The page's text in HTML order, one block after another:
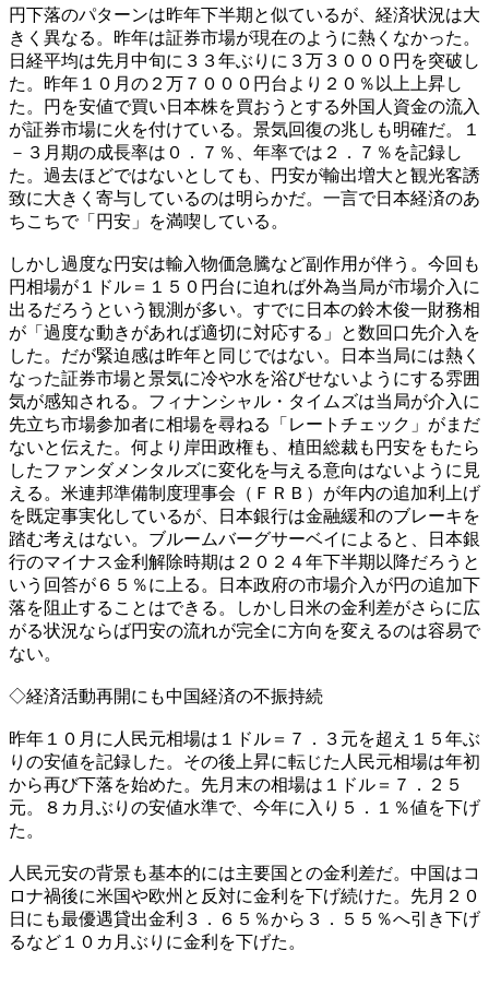
円下落のパターンは昨年下半期と似ているが、経済状況は大
きく異なる。昨年は証券市場が現在のように熱くなかった。
日経平均は先月中旬に３３年ぶりに３万３０００円を突破し
た。昨年１０月の２万７０００円台より２０％以上上昇し
た。円を安値で買い日本株を買おうとする外国人資金の流入
が証券市場に火を付けている。景気回復の兆しも明確だ。１
－３月期の成長率は０．７％、年率では２．７％を記録し
た。過去ほどではないとしても、円安が輸出増大と観光客誘
致に大きく寄与しているのは明らかだ。一言で日本経済のあ
ちこちで「円安」を満喫している。
しかし過度な円安は輸入物価急騰など副作用が伴う。今回も
円相場が１ドル＝１５０円台に迫れば外為当局が市場介入に
出るだろうという観測が多い。すでに日本の鈴木俊一財務相
が「過度な動きがあれば適切に対応する」と数回口先介入を
した。だが緊迫感は昨年と同じではない。日本当局には熱く
なった証券市場と景気に冷や水を浴びせないようにする雰囲
気が感知される。フィナンシャル・タイムズは当局が介入に
先立ち市場参加者に相場を尋ねる「レートチェック」がまだ
ないと伝えた。何より岸田政権も、植田総裁も円安をもたら
したファンダメンタルズに変化を与える意向はないように見
える。米連邦準備制度理事会（ＦＲＢ）が年内の追加利上げ
を既定事実化しているが、日本銀行は金融緩和のブレーキを
踏む考えはない。ブルームバーグサーベイによると、日本銀
行のマイナス金利解除時期は２０２４年下半期以降だろうと
いう回答が６５％に上る。日本政府の市場介入が円の追加下
落を阻止することはできる。しかし日米の金利差がさらに広
がる状況ならば円安の流れが完全に方向を変えるのは容易で
ない。
◇経済活動再開にも中国経済の不振持続
昨年１０月に人民元相場は１ドル＝７．３元を超え１５年ぶ
りの安値を記録した。その後上昇に転じた人民元相場は年初
から再び下落を始めた。先月末の相場は１ドル＝７．２５
元。８カ月ぶりの安値水準で、今年に入り５．１％値を下げ
た。
人民元安の背景も基本的には主要国との金利差だ。中国はコ
ロナ禍後に米国や欧州と反対に金利を下げ続けた。先月２０
日にも最優遇貸出金利３．６５％から３．５５％へ引き下げ
るなど１０カ月ぶりに金利を下げた。